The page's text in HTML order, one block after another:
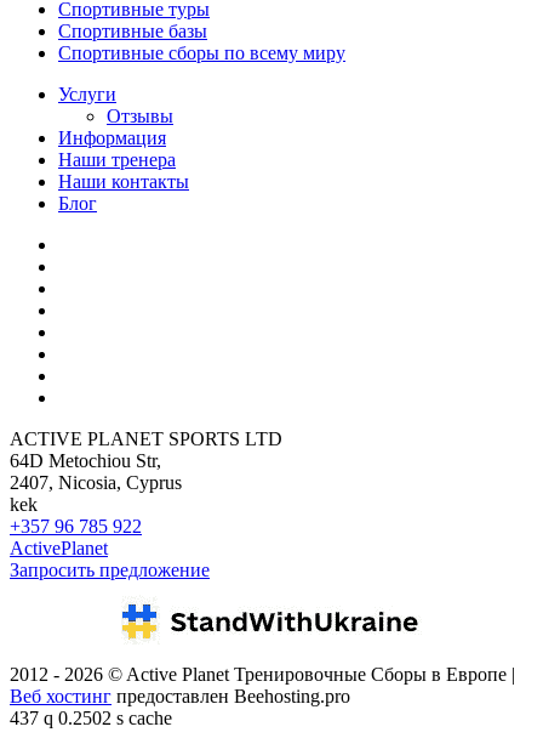
Спортивные туры
Спортивные базы
Спортивные сборы по всему миру
Услуги
Отзывы
Информация
Наши тренера
Наши контакты
Блог
ACTIVE PLANET SPORTS LTD
64D Metochiou Str,
2407, Nicosia, Cyprus
kek
+357 96 785 922
ActivePlanet
Запросить предложение
2012 - 2026 © Active Planet Тренировочные Сборы в Европе |
Веб хостинг предоставлен Beehosting.pro
437 q 0.2502 s cache